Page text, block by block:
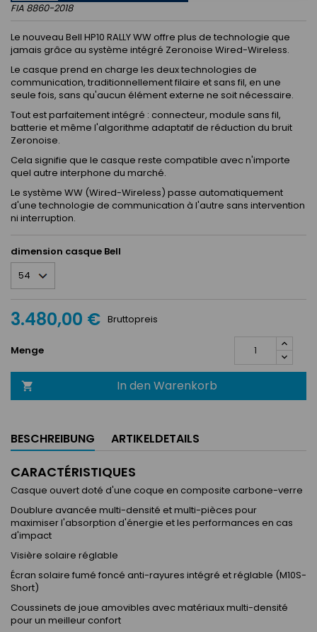
FIA 8860-2018
Le nouveau Bell HP10 RALLY WW offre plus de technologie que
jamais grâce au système intégré Zeronoise Wired-Wireless.
Le casque prend en charge les deux technologies de
communication, traditionnellement filaire et sans fil, en une
seule fois, sans qu'aucun élément externe ne soit nécessaire.
Tout est parfaitement intégré : connecteur, module sans fil,
batterie et même l'algorithme adaptatif de réduction du bruit
Zeronoise.
Cela signifie que le casque reste compatible avec n'importe
quel autre interphone du marché.
Le système WW (Wired-Wireless) passe automatiquement
d'une technologie de communication à l'autre sans intervention
ni interruption.
dimension casque Bell
3.480,00 € Bruttopreis
Menge
 In den Warenkorb
BESCHREIBUNG ARTIKELDETAILS
CARACTÉRISTIQUES
Casque ouvert doté d'une coque en composite carbone-verre
Doublure avancée multi-densité et multi-pièces pour
maximiser l'absorption d'énergie et les performances en cas
d'impact
Visière solaire réglable
Écran solaire fumé foncé anti-rayures intégré et réglable (M10S-
Short)
Coussinets de joue amovibles avec matériaux multi-densité
pour un meilleur confort